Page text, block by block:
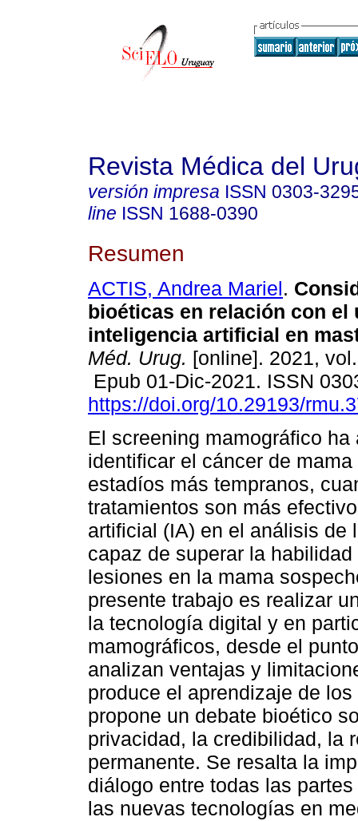
Revista Médica del
versión impresa ISSN 0303-
line ISSN 1688-0390
Resumen
ACTIS, Andrea Mariel.
bioéticas en relación con el
inteligencia artificial en
Méd. Urug. [online]. 2021,
Epub 01-Dic-2021. ISSN
https://doi.org/10.29193/
El screening mamográfico ha
identificar el cáncer de
estadíos más tempranos,
tratamientos son más
artificial (IA) en el análisis de
capaz de superar la
lesiones en la mama
presente trabajo es realizar
la tecnología digital y en
mamográficos, desde el
analizan ventajas y
produce el aprendizaje de
propone un debate bioético
privacidad, la credibilidad, la
permanente. Se resalta la
diálogo entre todas las
las nuevas tecnologías en